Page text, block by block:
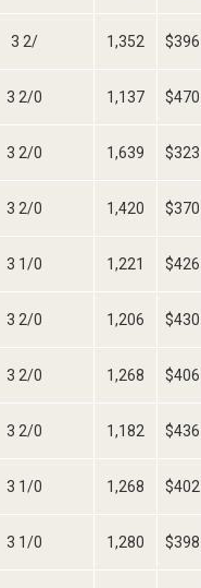
3 2/ 1,352 $396
3 2/0 1,137 $470
3 2/0 1,639 $323
3 2/0 1,420 $370
3 1/0 1,221 $426
3 2/0 1,206 $430
3 2/0 1,268 $406
3 2/0 1,182 $436
3 1/0 1,268 $402
3 1/0 1,280 $398